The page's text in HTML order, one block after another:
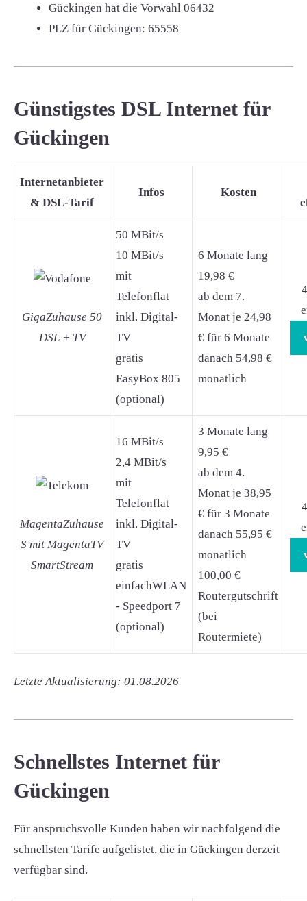
Gückingen hat die Vorwahl 06432
PLZ für Gückingen: 65558
Günstigstes DSL Internet für
Gückingen
Internetanbieter
& DSL-Tarif
Infos Kosten
GigaZuhause 50
DSL + TV
50 MBit/s
10 MBit/s
mit
Telefonflat
inkl. Digital-
TV
gratis
EasyBox 805
(optional)
6 Monate lang
19,98 €
ab dem 7.
Monat je 24,98
€ für 6 Monate
danach 54,98 €
monatlich
MagentaZuhause
S mit MagentaTV
SmartStream
16 MBit/s
2,4 MBit/s
mit
Telefonflat
inkl. Digital-
TV
gratis
einfachWLAN
- Speedport 7
(optional)
3 Monate lang
9,95 €
ab dem 4.
Monat je 38,95
€ für 3 Monate
danach 55,95 €
monatlich
100,00 €
Routergutschrift
(bei
Routermiete)
Letzte Aktualisierung: 01.08.2026
Schnellstes Internet für
Gückingen
Für anspruchsvolle Kunden haben wir nachfolgend die
schnellsten Tarife aufgelistet, die in Gückingen derzeit
verfügbar sind.